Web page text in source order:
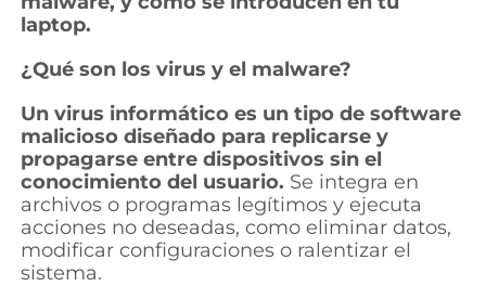
laptop.
¿Qué son los virus y el malware?
Un virus informático es un tipo de software
malicioso diseñado para replicarse y
propagarse entre dispositivos sin el
conocimiento del usuario. Se integra en
archivos o programas legítimos y ejecuta
acciones no deseadas, como eliminar datos,
modificar configuraciones o ralentizar el
sistema.